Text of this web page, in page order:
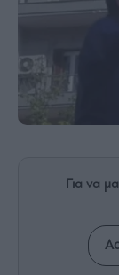
Today
Άρθρα
Για να